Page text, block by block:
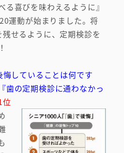
る喜びを味わえるように』
運動が始まりました。将
せるように、定期検診を
していることは何です
歯の定期検診に通わなかっ
位